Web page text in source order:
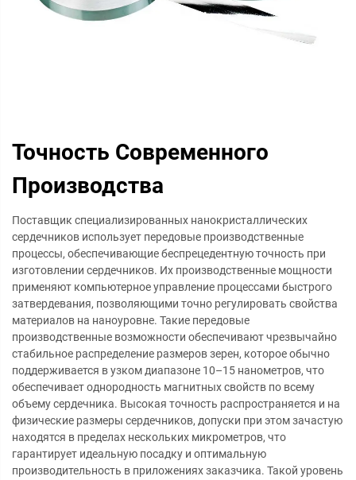
Точность Современного
Производства
Поставщик специализированных нанокристаллических
сердечников использует передовые производственные
процессы, обеспечивающие беспрецедентную точность при
изготовлении сердечников. Их производственные мощности
применяют компьютерное управление процессами быстрого
затвердевания, позволяющими точно регулировать свойства
материалов на наноуровне. Такие передовые
производственные возможности обеспечивают чрезвычайно
стабильное распределение размеров зерен, которое обычно
поддерживается в узком диапазоне 10–15 нанометров, что
обеспечивает однородность магнитных свойств по всему
объему сердечника. Высокая точность распространяется и на
физические размеры сердечников, допуски при этом зачастую
находятся в пределах нескольких микрометров, что
гарантирует идеальную посадку и оптимальную
производительность в приложениях заказчика. Такой уровень